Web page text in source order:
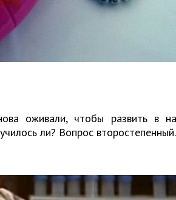
оживали, чтобы развить в
ли? Вопрос второстепенный.